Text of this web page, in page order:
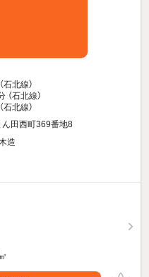
石北線）
（石北線）
石北線）
田西町369番地8
造